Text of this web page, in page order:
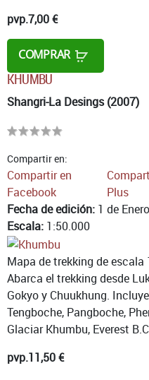
pvp.7,00 €
COMPRAR
KHUMBU
Shangri-La Desings (2007)
Compartir en:
Compartir en
Facebook
Plus
Fecha de edición: 1 de
Escala: 1:50.000
Mapa de trekking de escala
Abarca el trekking desde
Gokyo y Chuukhung.
Tengboche, Pangboche,
Glaciar Khumbu, Everest
pvp.11,50 €